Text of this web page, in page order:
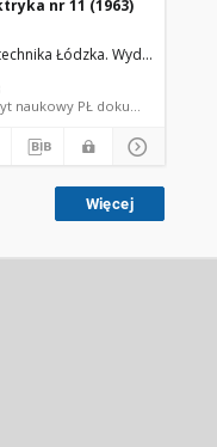
Elektroniki, Informatyki i
piśmienniczy; dokument elektroniczny
nr 11 (1963)
Łódzka. Wydział
zeszyt naukowy PŁ
Więcej